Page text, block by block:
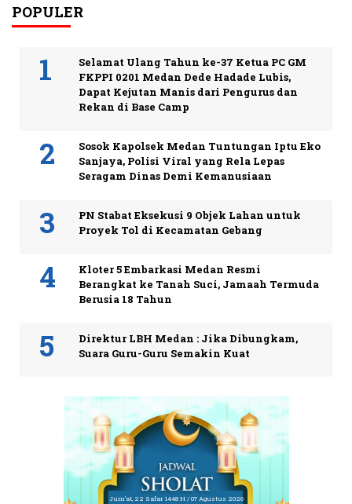
POPULER
Selamat Ulang Tahun ke-37 Ketua PC GM
FKPPI 0201 Medan Dede Hadade Lubis,
Dapat Kejutan Manis dari Pengurus dan
Rekan di Base Camp
Sosok Kapolsek Medan Tuntungan Iptu Eko
Sanjaya, Polisi Viral yang Rela Lepas
Seragam Dinas Demi Kemanusiaan
PN Stabat Eksekusi 9 Objek Lahan untuk
Proyek Tol di Kecamatan Gebang
Kloter 5 Embarkasi Medan Resmi
Berangkat ke Tanah Suci, Jamaah Termuda
Berusia 18 Tahun
Direktur LBH Medan : Jika Dibungkam,
Suara Guru-Guru Semakin Kuat
Jum'at, 22 Safar 1448 H / 07 Agustus 2026